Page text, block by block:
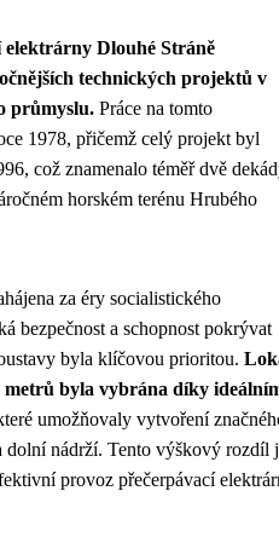
Dlouhé Stráně
technických projektů v
průmyslu. Práce na tomto
1978, přičemž celý projekt byl
což znamenalo téměř dvě
horském terénu Hrubého
za éry socialistického
bezpečnost a schopnost pokrývat
byla klíčovou prioritou.
metrů byla vybrána díky
umožňovaly vytvoření
nádrží. Tento výškový rozdíl
provoz přečerpávací